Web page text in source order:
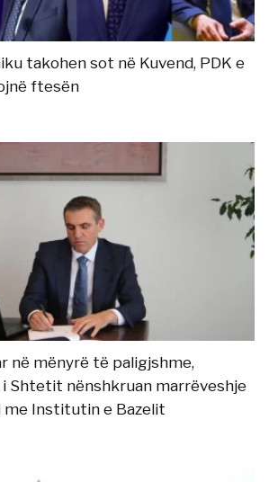
takohen sot në Kuvend, PDK e
ftesën
në mënyrë të paligjshme,
Shtetit nënshkruan marrëveshje
me Institutin e Bazelit